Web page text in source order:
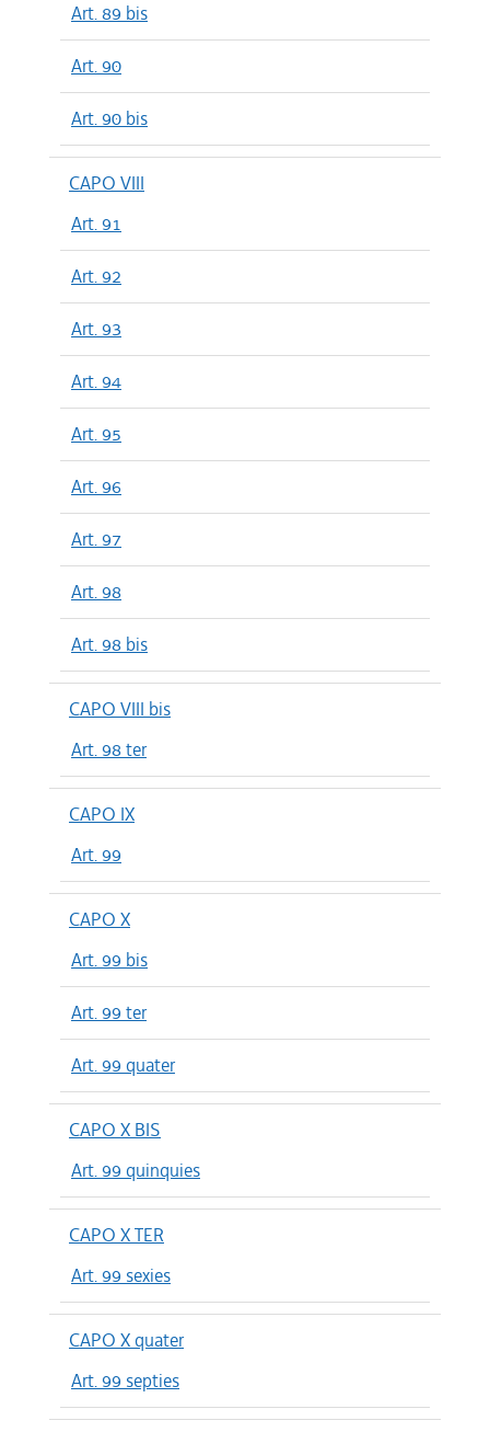
Art. 89 bis
Art. 90
Art. 90 bis
CAPO VIII
Art. 91
Art. 92
Art. 93
Art. 94
Art. 95
Art. 96
Art. 97
Art. 98
Art. 98 bis
CAPO VIII bis
Art. 98 ter
CAPO IX
Art. 99
CAPO X
Art. 99 bis
Art. 99 ter
Art. 99 quater
CAPO X BIS
Art. 99 quinquies
CAPO X TER
Art. 99 sexies
CAPO X quater
Art. 99 septies